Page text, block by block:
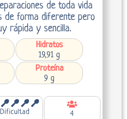
de toda vida
de forma diferente pero
rápida y sencilla.
Hidratos
19,91 g
Proteína
9 g
Dificultad 4